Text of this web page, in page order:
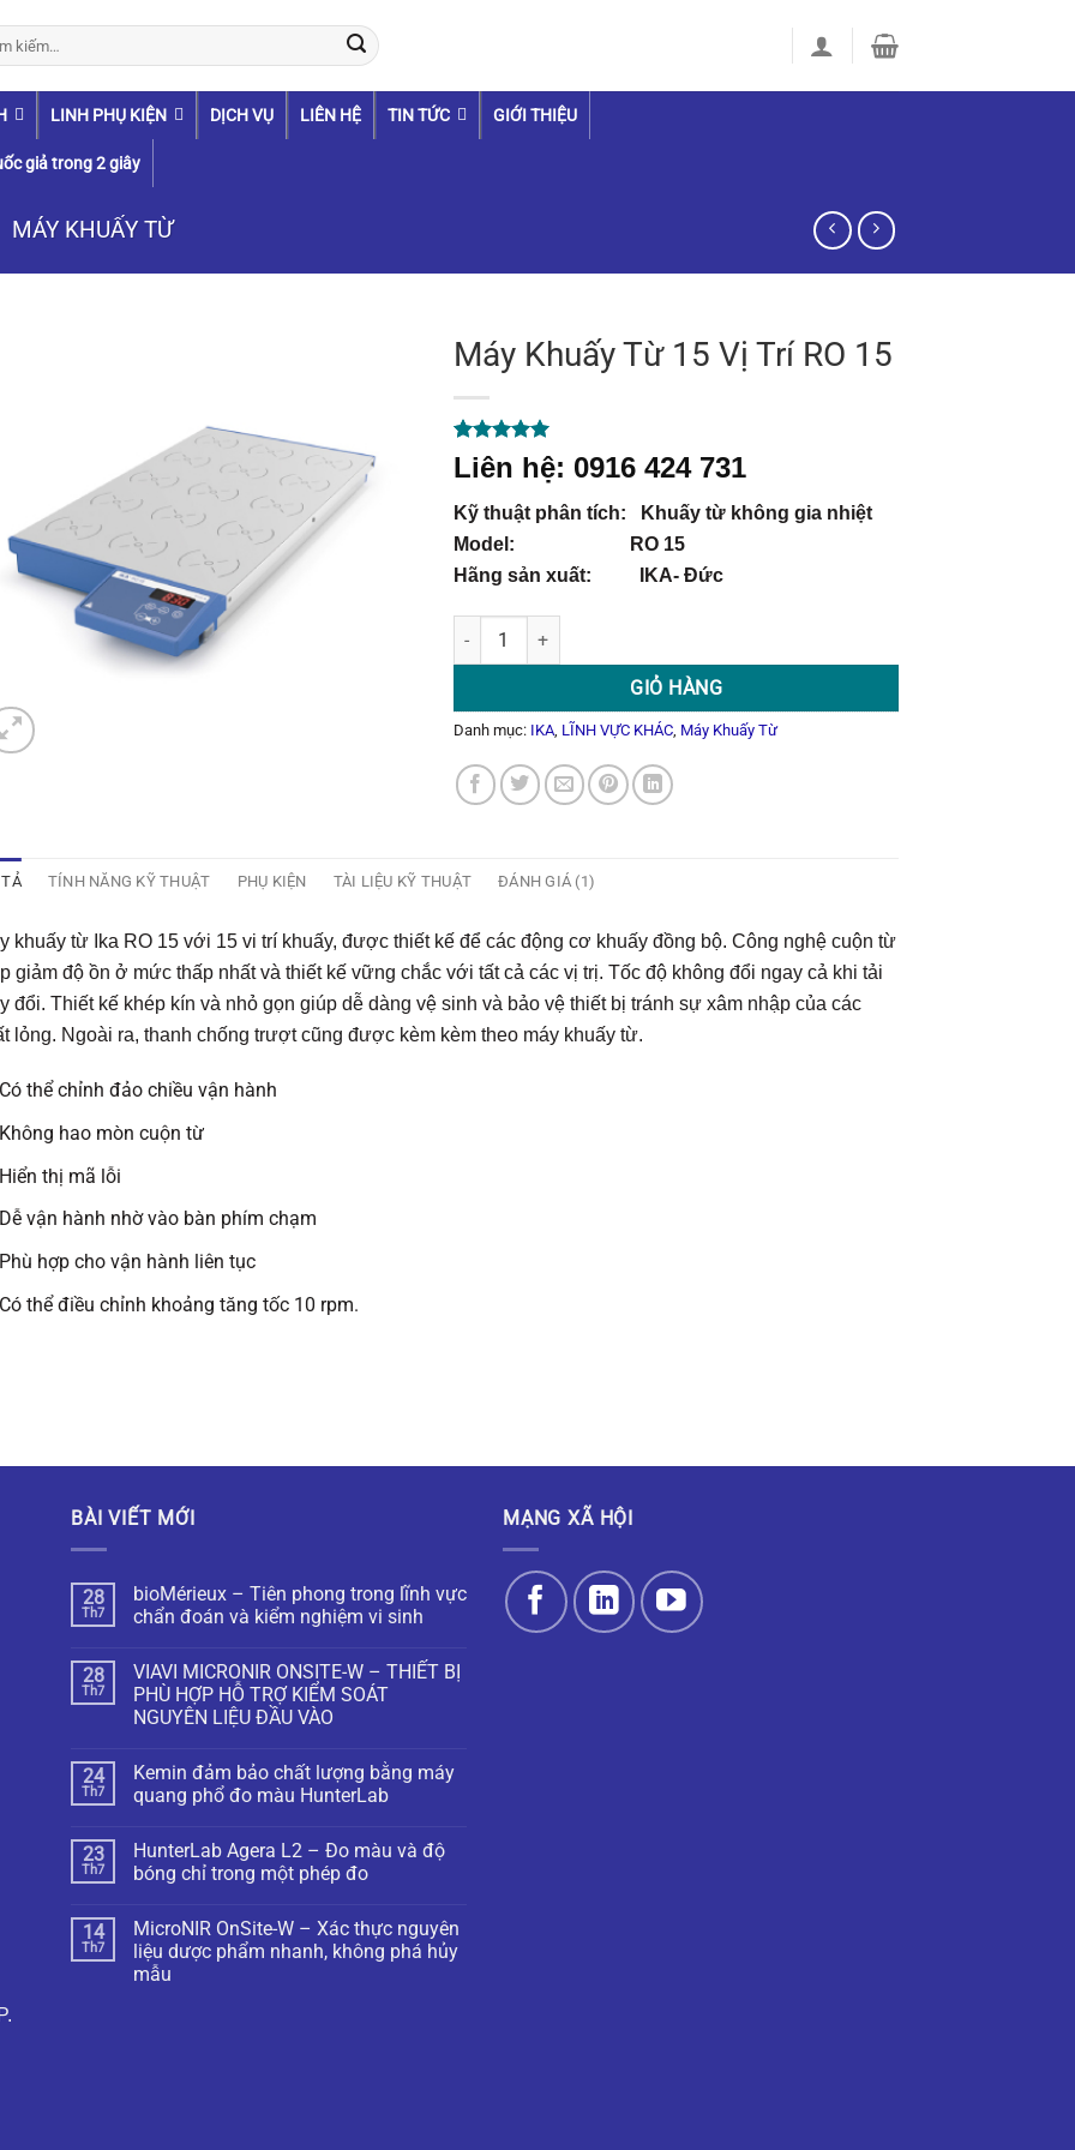
LINH PHỤ KIỆN DỊCH VỤ LIÊN HỆ TIN TỨC GIỚI THIỆU
giả trong 2 giây
MÁY KHUẤY TỪ
Máy Khuấy Từ 15 Vị Trí RO 15
5.00trên 5
dựa trên
1Liên hệ: 0916 424 731
Kỹ thuật phân tích: Khuấy từ không gia nhiệt
Model: RO 15
Hãng sản xuất: IKA- Đức
Máy Khuấy Từ 15 Vị Trí RO 15 số lượng
GIỎ HÀNG
Danh mục: IKA, LĨNH VỰC KHÁC, Máy Khuấy Từ
TÍNH NĂNG KỸ THUẬT PHỤ KIỆN TÀI LIỆU KỸ THUẬT ĐÁNH GIÁ (1)
khuấy từ Ika RO 15 với 15 vi trí khuấy, được thiết kế để các động cơ khuấy đồng bộ. Công nghệ cuộn từ
giảm độ ồn ở mức thấp nhất và thiết kế vững chắc với tất cả các vị trị. Tốc độ không đổi ngay cả khi tải
đổi. Thiết kế khép kín và nhỏ gọn giúp dễ dàng vệ sinh và bảo vệ thiết bị tránh sự xâm nhập của các
lỏng. Ngoài ra, thanh chống trượt cũng được kèm kèm theo máy khuấy từ.
Có thể chỉnh đảo chiều vận hành
Không hao mòn cuộn từ
Hiển thị mã lỗi
Dễ vận hành nhờ vào bàn phím chạm
Phù hợp cho vận hành liên tục
Có thể điều chỉnh khoảng tăng tốc 10 rpm.
BÀI VIẾT MỚI
28
Th7
bioMérieux – Tiên phong trong lĩnh vực
chẩn đoán và kiểm nghiệm vi sinh
28
Th7
VIAVI MICRONIR ONSITE-W – THIẾT BỊ
PHÙ HỢP HỖ TRỢ KIỂM SOÁT
NGUYÊN LIỆU ĐẦU VÀO
24
Th7
Kemin đảm bảo chất lượng bằng máy
quang phổ đo màu HunterLab
23
Th7
HunterLab Agera L2 – Đo màu và độ
bóng chỉ trong một phép đo
14
Th7
MicroNIR OnSite-W – Xác thực nguyên
liệu dược phẩm nhanh, không phá hủy
mẫu
MẠNG XÃ HỘI